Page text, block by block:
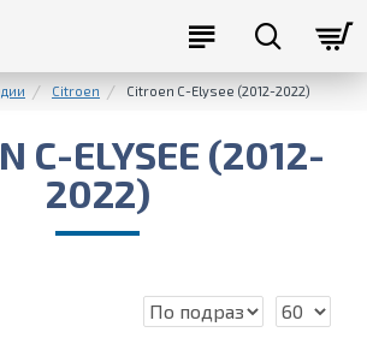
Citroen Citroen C-Elysee (2012-2022)
C-ELYSEE (2012-
2022)